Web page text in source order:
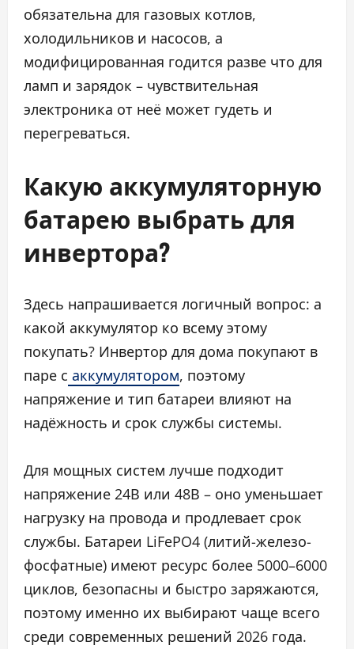
обязательна для газовых котлов,
холодильников и насосов, а
модифицированная годится разве что для
ламп и зарядок – чувствительная
электроника от неё может гудеть и
перегреваться.
Какую аккумуляторную
батарею выбрать для
инвертора?
Здесь напрашивается логичный вопрос: а
какой аккумулятор ко всему этому
покупать? Инвертор для дома покупают в
паре с аккумулятором, поэтому
напряжение и тип батареи влияют на
надёжность и срок службы системы.
Для мощных систем лучше подходит
напряжение 24В или 48В – оно уменьшает
нагрузку на провода и продлевает срок
службы. Батареи LiFePO4 (литий-железо-
фосфатные) имеют ресурс более 5000–6000
циклов, безопасны и быстро заряжаются,
поэтому именно их выбирают чаще всего
среди современных решений 2026 года.